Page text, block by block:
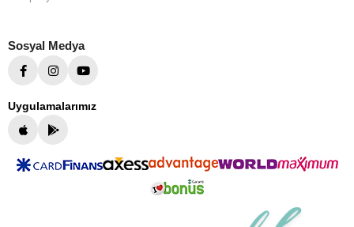
Sosyal Medya
Uygulamalarımız